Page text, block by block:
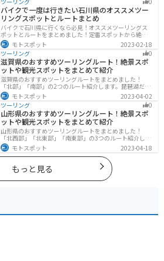
ットが多数あります。バイクで近畿にツーリングに行く
際は参考にしてください。
バイクで一度は行きたい石川県のオススメツー
リングスポットとルートまとめ
バイクで石川県に行くなら必見！オススメツーリングス
ポットとルートをまとめました！定番スポットから絶景
スポット、温泉、海、グルメなど様々なジャンルで楽し
めます。バイクで石川ツーリングに行こうと思っている
人は、参考にしてください。
モトスポット
2023-02-18
ツーリング
0
滋賀県のおすすめツーリングルート！絶景スポ
ットや観光スポットをまとめて紹介
滋賀県のおすすめツーリングルートをまとめました！
「北部」「南部」の2つのルート紹介します。琵琶湖だけ
でなく、比叡山ドライブウェイなどの山を楽しめるスポ
ットも多数あります。バイクで滋賀県にツーリングに行
く際は参考にしてください。
モトスポット
2023-04-02
ツーリング
0
山形県のおすすめツーリングルート！絶景スポ
ットや観光スポットをまとめて紹介
山形県のおすすめツーリングルートをまとめました！
「北西部」「北東部」「南東部」の3つのルート紹介しま
す。豊かな自然と歴史的な観光スポット、山と海どちら
も堪能できるスポットが多数あります。バイクで山形県
にツーリングに行く際は参考にしてください。
モトスポット 2023-04-18
もっと見る